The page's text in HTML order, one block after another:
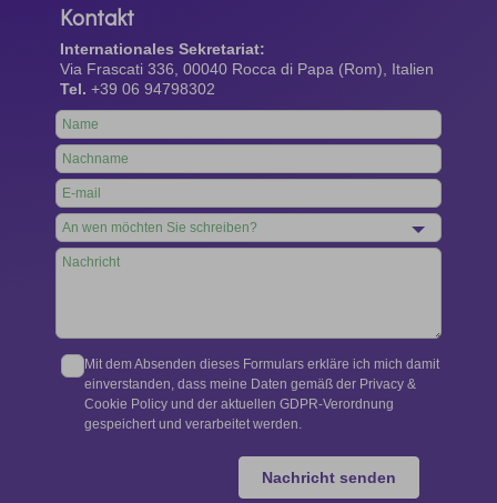
Kontakt
Internationales Sekretariat:
Via Frascati 336, 00040 Rocca di Papa (Rom), Italien
Tel. +39 06 94798302
Leave
this
field
blank
Mit dem Absenden dieses Formulars erkläre ich mich damit
einverstanden, dass meine Daten gemäß der Privacy &
Cookie Policy und der aktuellen GDPR-Verordnung
gespeichert und verarbeitet werden.
Nachricht senden